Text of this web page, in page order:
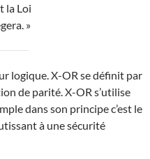
la Loi
»
logique. X-OR se définit par
de parité. X-OR s’utilise
dans son principe c’est le
à une sécurité